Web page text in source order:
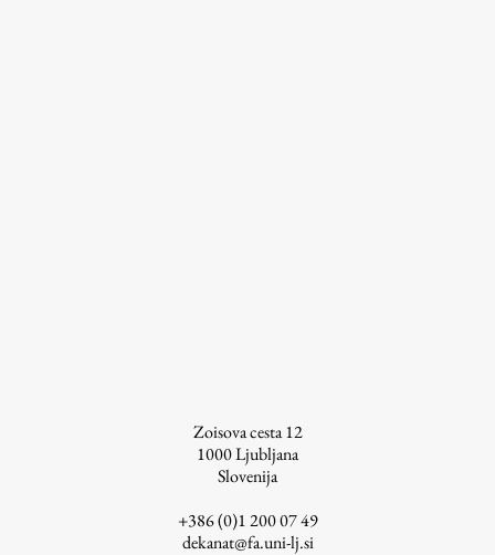
Zoisova cesta 12
1000Ljubljana
Slovenija
+386 (0)1 200 07 49
dekanat@fa.uni-lj.si